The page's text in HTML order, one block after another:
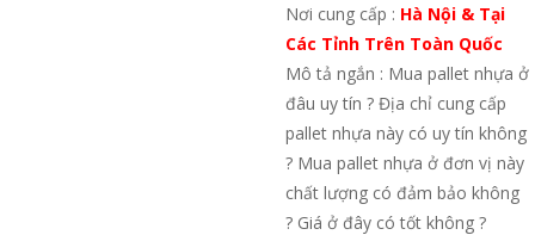
Nơi cung cấp : Hà Nội & Tại
Các Tỉnh Trên Toàn Quốc
Mô tả ngắn : Mua pallet nhựa ở
đâu uy tín ? Địa chỉ cung cấp
pallet nhựa này có uy tín không
? Mua pallet nhựa ở đơn vị này
chất lượng có đảm bảo không
? Giá ở đây có tốt không ?